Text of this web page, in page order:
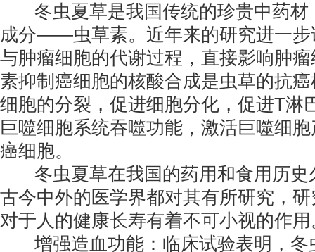
冬虫夏草是我国传统的珍贵中药
成分——虫草素。近年来的研究进一步
与肿瘤细胞的代谢过程，直接影响肿
素抑制癌细胞的核酸合成是虫草的抗
细胞的分裂，促进细胞分化，促进T淋
巨噬细胞系统吞噬功能，激活巨噬细
癌细胞。
冬虫夏草在我国的药用和食用历
古今中外的医学界都对其有所研究，
对于人的健康长寿有着不可小视的作用
增强造血功能：临床试验表明，